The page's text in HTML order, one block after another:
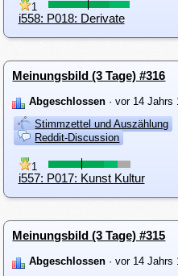
1
i558: P018: Derivate
Meinungsbild (3 Tage) #316
Abgeschlossen · vor 14 Jahrs
Stimmzettel und Auszählung
Reddit-Discussion
1
i557: P017: Kunst Kultur
Meinungsbild (3 Tage) #315
Abgeschlossen · vor 14 Jahrs